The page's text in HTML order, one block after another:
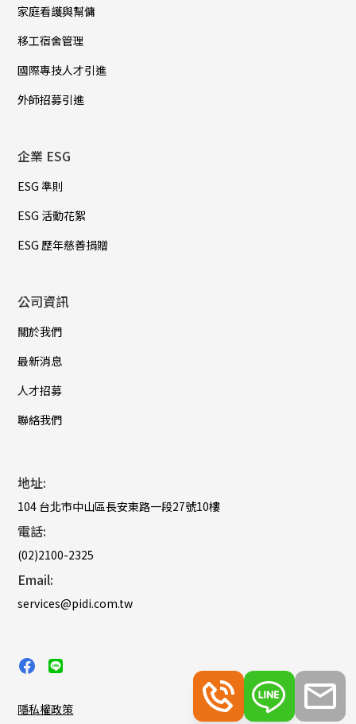
家庭看護與幫傭
移工宿舍管理
國際專技人才引進
外師招募引進
企業 ESG
ESG 準則
ESG 活動花絮
ESG 歷年慈善捐贈
公司資訊
關於我們
最新消息
人才招募
聯絡我們
地址:
104 台北市中山區長安東路一段27號10樓
電話:
(02)2100-2325
Email:
services@pidi.com.tw
隱私權政策